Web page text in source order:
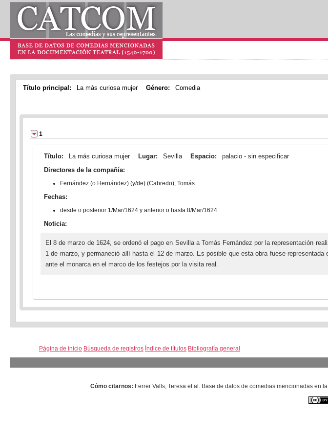
Título principal: La más curiosa mujer Género: Comedia
1
Título: La más curiosa mujer Lugar: Sevilla Espacio:
palacio - sin especificar
Directores de la compañía:
Fernández (o Hernández) (y/de) (Cabredo), Tomás
Fechas:
desde o posterior 1/Mar/1624 y anterior o hasta 8/Mar/1624
Noticia:
El 8 de marzo de 1624, se ordenó el pago en Sevilla a Tomás Fernández por la representación
1 de marzo, y permaneció allí hasta el 12 de marzo. Es posible que esta obra fuese
ante el monarca en el marco de los festejos por la visita real.
Página de inicio Búsqueda de registros Índice de títulos Bibliografía general
Cómo citarnos: Ferrer Valls, Teresa et al. Base de datos de comedias mencionadas en